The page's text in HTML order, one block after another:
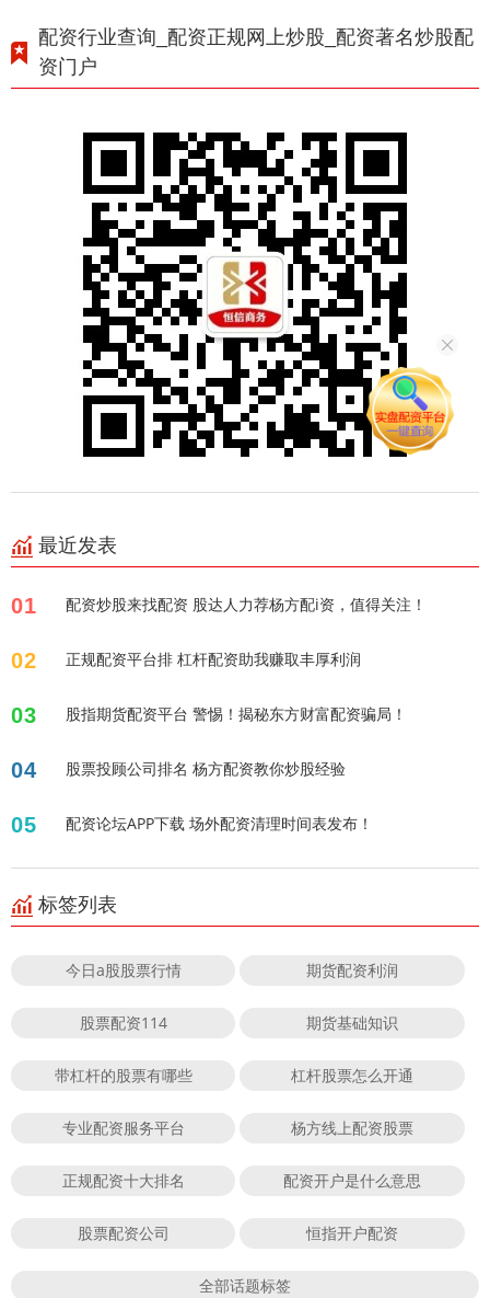
配资行业查询_配资正规网上炒股_配资著名炒股配
资门户
最近发表
01 配资炒股来找配资 股达人力荐杨方配i资，值得关注！
02 正规配资平台排 杠杆配资助我赚取丰厚利润
03 股指期货配资平台 警惕！揭秘东方财富配资骗局！
04 股票投顾公司排名 杨方配资教你炒股经验
05 配资论坛APP下载 场外配资清理时间表发布！
标签列表
今日a股股票行情 期货配资利润
股票配资114 期货基础知识
带杠杆的股票有哪些 杠杆股票怎么开通
专业配资服务平台 杨方线上配资股票
正规配资十大排名 配资开户是什么意思
股票配资公司 恒指开户配资
全部话题标签